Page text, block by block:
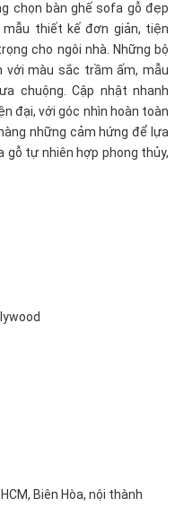
chọn bàn ghế sofa gỗ đẹp
mẫu thiết kế đơn giản, tiện
cho ngôi nhà. Những bộ
màu sắc trầm ấm, mẫu
chuộng. Cập nhật nhanh
đại, với góc nhìn hoàn toàn
những cảm hứng để lựa
gỗ tự nhiên hợp phong thủy,
Biên Hòa, nội thành